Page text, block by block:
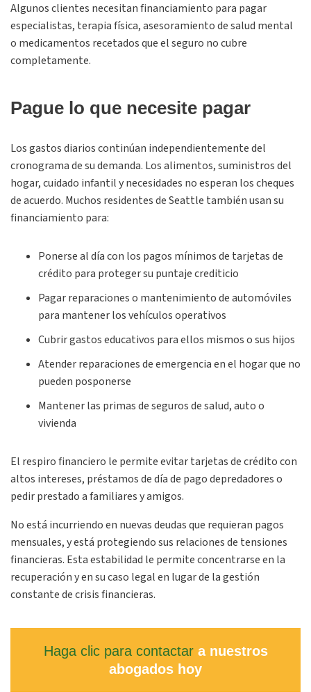
Algunos clientes necesitan financiamiento para pagar
especialistas, terapia física, asesoramiento de salud mental
o medicamentos recetados que el seguro no cubre
completamente.
Pague lo que necesite pagar
Los gastos diarios continúan independientemente del
cronograma de su demanda. Los alimentos, suministros del
hogar, cuidado infantil y necesidades no esperan los cheques
de acuerdo. Muchos residentes de Seattle también usan su
financiamiento para:
Ponerse al día con los pagos mínimos de tarjetas de
crédito para proteger su puntaje crediticio
Pagar reparaciones o mantenimiento de automóviles
para mantener los vehículos operativos
Cubrir gastos educativos para ellos mismos o sus hijos
Atender reparaciones de emergencia en el hogar que no
pueden posponerse
Mantener las primas de seguros de salud, auto o
vivienda
El respiro financiero le permite evitar tarjetas de crédito con
altos intereses, préstamos de día de pago depredadores o
pedir prestado a familiares y amigos.
No está incurriendo en nuevas deudas que requieran pagos
mensuales, y está protegiendo sus relaciones de tensiones
financieras. Esta estabilidad le permite concentrarse en la
recuperación y en su caso legal en lugar de la gestión
constante de crisis financieras.
Haga clic para contactara nuestros
abogados hoy